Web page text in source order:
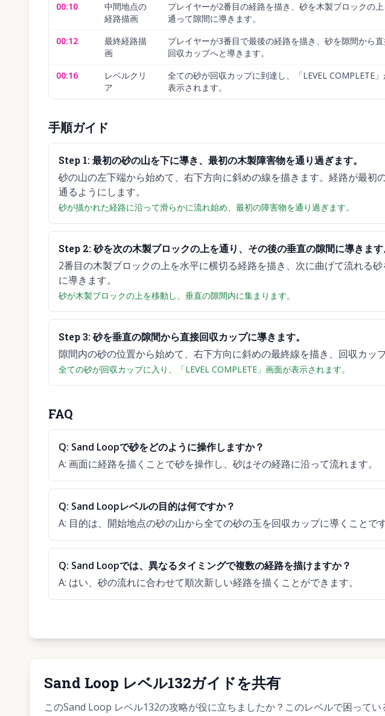
00:10
中間地点の
経路描画
プレイヤーが2番目の経路を描き、砂を木製ブロックの
通って隙間に導きます。
00:12
最終経路描
画
プレイヤーが3番目で最後の経路を描き、砂を隙間から
回収カップへと導きます。
00:16
レベルクリ
ア
全ての砂が回収カップに到達し、「LEVEL COMPLETE
表示されます。
手順ガイド
Step 1:最初の砂の山を下に導き、最初の木製障害物を通り過ぎます。
砂の山の左下端から始めて、右下方向に斜めの線を描きます。経路が最初
通るようにします。
砂が描かれた経路に沿って滑らかに流れ始め、最初の障害物を通り過ぎます。
Step 2:砂を次の木製ブロックの上を通り、その後の垂直の隙間に導きます
2番目の木製ブロックの上を水平に横切る経路を描き、次に曲げて流れる
に導きます。
砂が木製ブロックの上を移動し、垂直の隙間内に集まります。
Step3:砂を垂直の隙間から直接回収カップに導きます。
隙間内の砂の位置から始めて、右下方向に斜めの最終線を描き、回収カッ
全ての砂が回収カップに入り、「LEVEL COMPLETE」画面が表示されます。
FAQ
Q: Sand Loopで砂をどのように操作しますか？
A: 画面に経路を描くことで砂を操作し、砂はその経路に沿って流れます。
Q: Sand Loopレベルの目的は何ですか？
A: 目的は、開始地点の砂の山から全ての砂の玉を回収カップに導くことです
Q: Sand Loopでは、異なるタイミングで複数の経路を描けますか？
A: はい、砂の流れに合わせて順次新しい経路を描くことができます。
Sand Loop レベル132ガイドを共有
このSand Loop レベル132の攻略が役に立ちましたか？このレベルで困ってい